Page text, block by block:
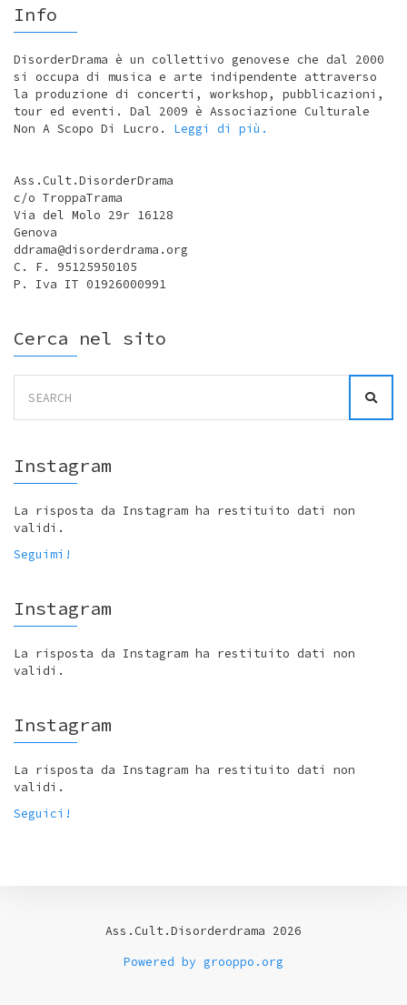
Info
DisorderDrama è un collettivo genovese che dal 2000
si occupa di musica e arte indipendente attraverso
la produzione di concerti, workshop, pubblicazioni,
tour ed eventi. Dal 2009 è Associazione Culturale
Non A Scopo Di Lucro. Leggi di più.
Ass.Cult.DisorderDrama
c/o TroppaTrama
Via del Molo 29r 16128
Genova
ddrama@disorderdrama.org
C. F. 95125950105
P. Iva IT 01926000991
Cerca nel sito
for:
Instagram
La risposta da Instagram ha restituito dati non
validi.
Seguimi!
Instagram
La risposta da Instagram ha restituito dati non
validi.
Instagram
La risposta da Instagram ha restituito dati non
validi.
Seguici!
Ass.Cult.Disorderdrama 2026
Powered by grooppo.org